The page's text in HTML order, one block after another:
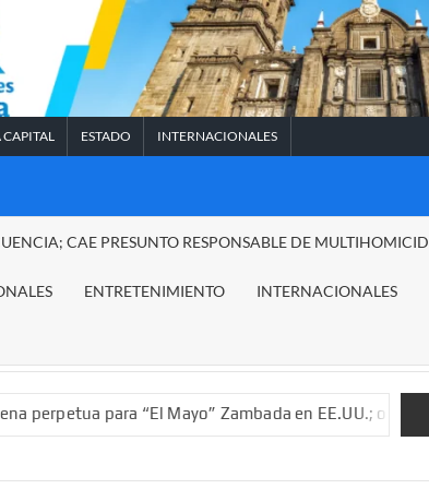
ESTADO INTERNACIONALES
CAE PRESUNTO RESPONSABLE DE
ENTRETENIMIENTO INTERNACIONALES
“El Mayo” Zambada en EE.UU.; ordenan decomiso